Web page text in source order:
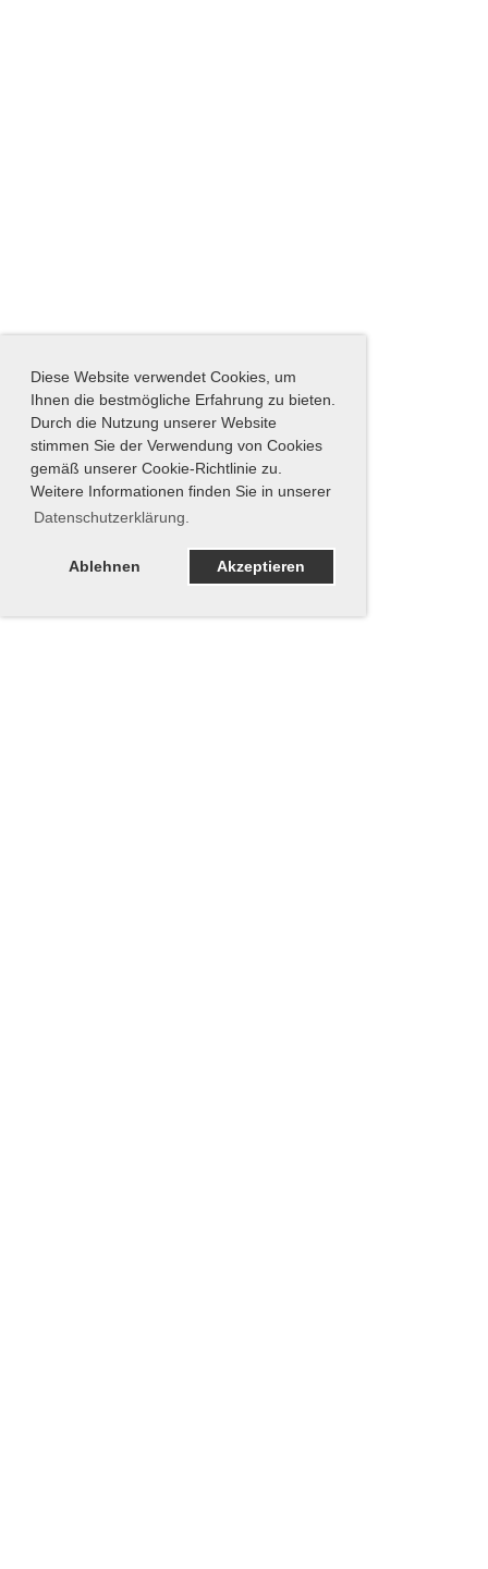
Diese Website verwendet Cookies, um
Ihnen die bestmögliche Erfahrung zu bieten.
Durch die Nutzung unserer Website
stimmen Sie der Verwendung von Cookies
gemäß unserer Cookie-Richtlinie zu.
Weitere Informationen finden Sie in unserer
Datenschutzerklärung.
Ablehnen Akzeptieren